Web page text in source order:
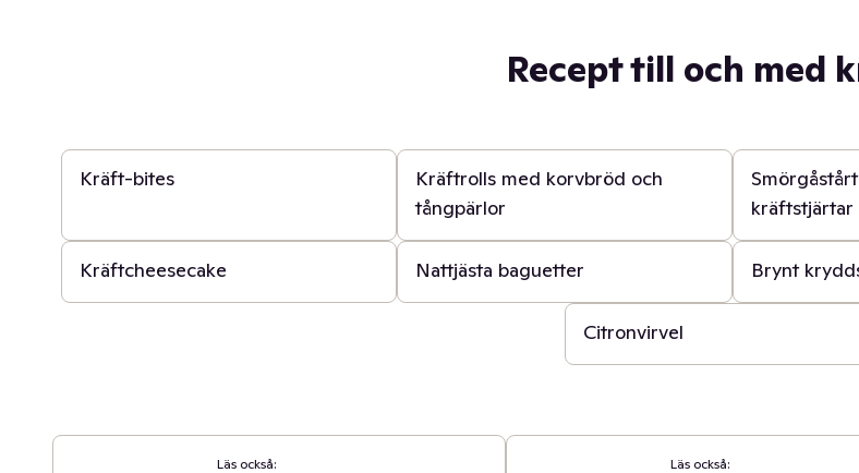
Recept till och med
Kräft-bites
Kräftrolls med korvbröd och
tångpärlor
kräftstjärtar
Kräftcheesecake
2 t
Nattjästa baguetter
15 min
Brynt
Citronvirvel
Läs också: Läs också: